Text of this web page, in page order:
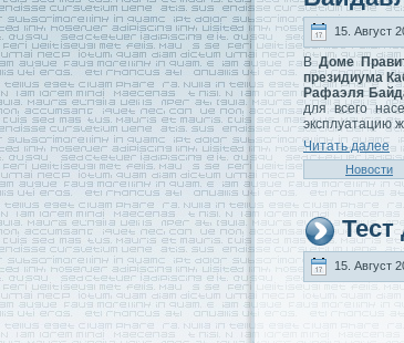
15. Август
ВДоме
президиума
Рафаэля
для всего
эксплуатaцию
Читaть далее
Новости
Тест
15. Август